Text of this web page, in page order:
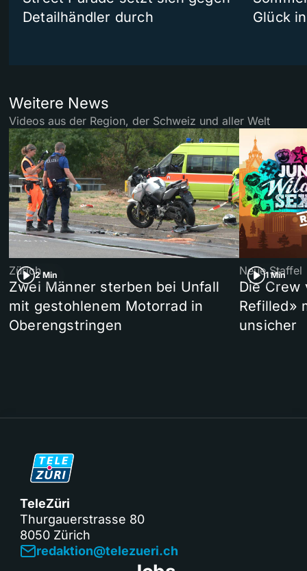
Detailhändler durch
Glück
Weitere News
Videos aus der Region, der Schweiz und aller Welt
2 Min
Zürich
Zwei Männer sterben bei Unfall
mit gestohlenem Motorrad in
Oberengstringen
1 Min
Neue Staffel
Die Crew
Refilled»
unsicher
TeleZüri
Thurgauerstrasse 80
8050 Zürich
redaktion@telezueri.ch